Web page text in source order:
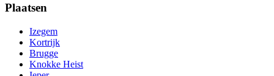
Plaatsen
Izegem
Kortrijk
Brugge
Knokke Heist